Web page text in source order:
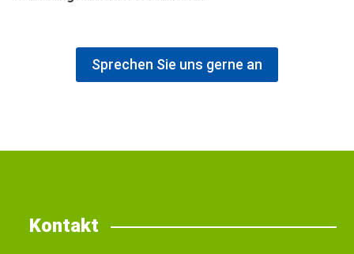
Sprechen Sie uns gerne an
Kontakt